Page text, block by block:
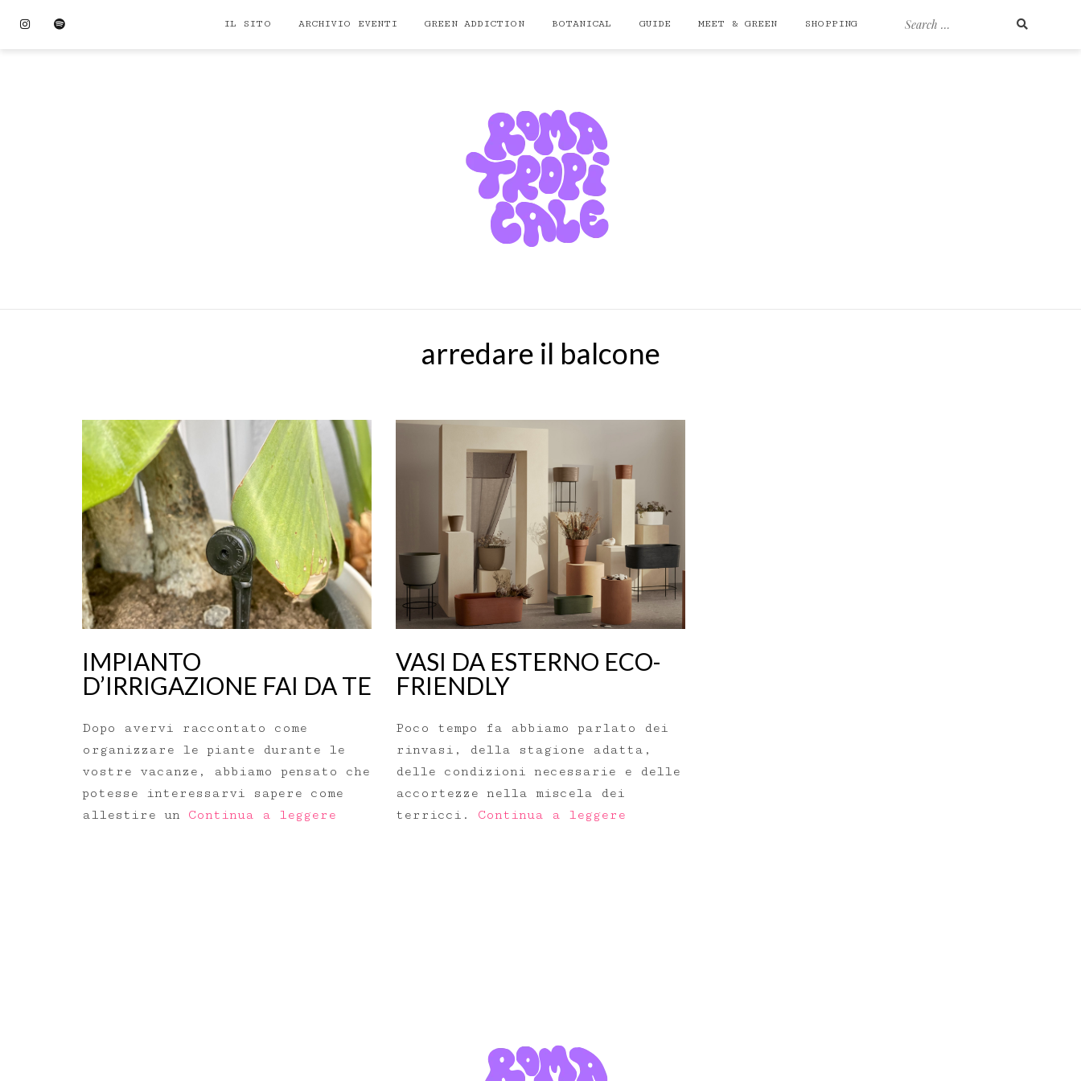
Search
IL SITO ARCHIVIO EVENTI GREEN ADDICTION BOTANICAL GUIDE MEET & GREEN SHOPPING
Instagram
Spotify
arredare il balcone
IMPIANTO
D’IRRIGAZIONE FAI DA TE
Dopo avervi raccontato come
organizzare le piante durante le
vostre vacanze, abbiamo pensato che
potesse interessarvi sapere come
allestire un Continua a leggere
VASI DA ESTERNO ECO-
FRIENDLY
Poco tempo fa abbiamo parlato dei
rinvasi, della stagione adatta,
delle condizioni necessarie e delle
accortezze nella miscela dei
terricci. Continua a leggere